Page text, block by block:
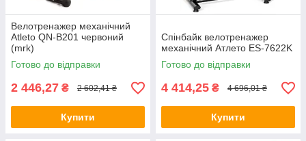
Велотренажер механічний
Atleto QN-B201 червоний
(mrk)
Готово до відправки
2 446,27 ₴ 2 602,41 ₴
Купити
Спінбайк велотренажер
механічний Атлето ES-7622K
Готово до відправки
4 414,25 ₴ 4 696,01 ₴
Купити